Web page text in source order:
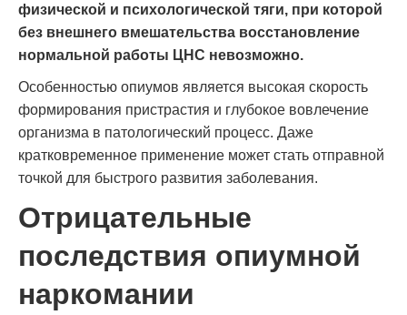
физической и психологической тяги, при которой
без внешнего вмешательства восстановление
нормальной работы ЦНС невозможно.
Особенностью опиумов является высокая скорость
формирования пристрастия и глубокое вовлечение
организма в патологический процесс. Даже
кратковременное применение может стать отправной
точкой для быстрого развития заболевания.
Отрицательные
последствия опиумной
наркомании